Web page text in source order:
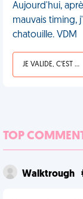
Aujourd'hui,
mauvais timing,
chatouille. VDM
JE VALIDE, C'EST UNE VDM
TOP
Walktrough